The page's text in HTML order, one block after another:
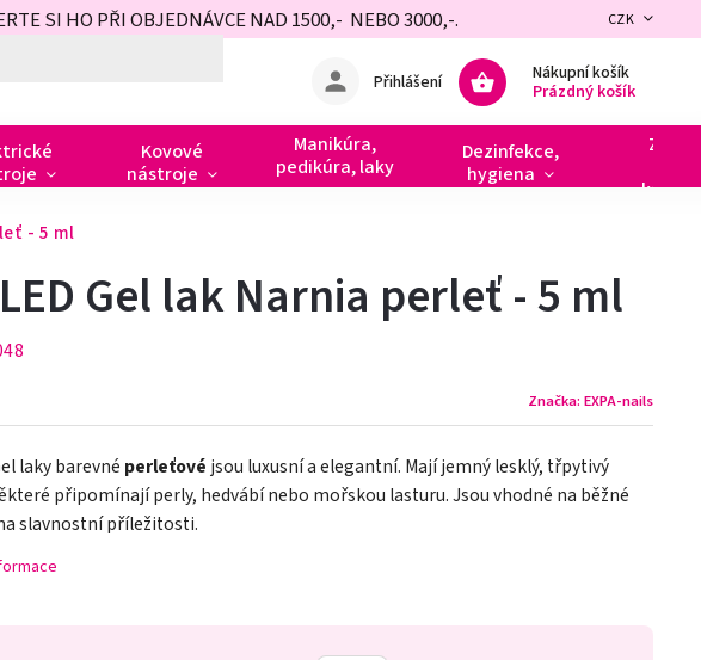
SI HO PŘI OBJEDNÁVCE NAD 1500,- NEBO 3000,-. CZK
Nákupní košík
Prázdný košík
Přihlášení
Kovové
nástroje
Manikúra,
pedikúra, laky
Dezinfekce,
hygiena
- 5 ml
Gel lak Narnia perleť - 5 ml
Značka: EXPA-nails
laky barevné perleťové jsou luxusní a elegantní. Mají jemný lesklý, třpytivý
připomínají perly, hedvábí nebo mořskou lasturu. Jsou vhodné na běžné
slavnostní příležitosti.